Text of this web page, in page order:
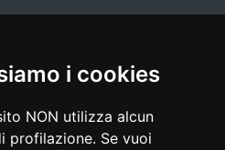
i cookies
NON utilizza alcun
profilazione. Se vuoi
|glossario